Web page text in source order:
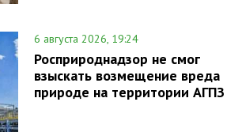
6 августа 2026, 19:24
Росприроднадзор не смог
взыскать возмещение вреда
природе на территории АГПЗ